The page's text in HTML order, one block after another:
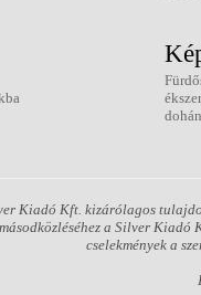
Kiadó Kft. kizárólagos
a Silver
cselekmények a